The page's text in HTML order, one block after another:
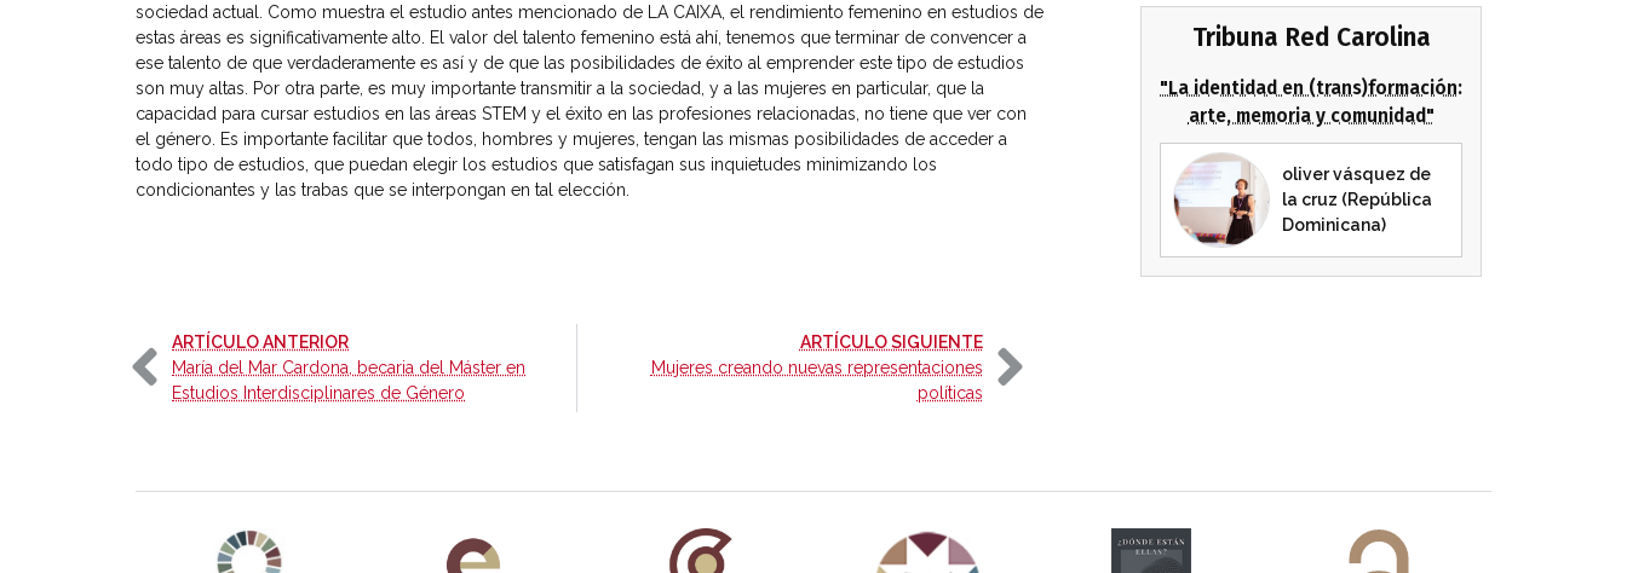
sociedad actual. Como muestra el estudio antes mencionado de LA CAIXA, el rendimiento femenino en estudios de
estas áreas es significativamente alto. El valor del talento femenino está ahí, tenemos que terminar de convencer a
ese talento de que verdaderamente es así y de que las posibilidades de éxito al emprender este tipo de estudios
son muy altas.
Por otra parte, es muy importante transmitir a la sociedad, y a las mujeres en particular, que la
capacidad para cursar estudios en las áreas STEM y el éxito en las profesiones relacionadas, no tiene que ver con
el género. Es importante facilitar que todos, hombres y mujeres, tengan las mismas posibilidades de acceder a
todo tipo de estudios, que puedan elegir los estudios que satisfagan sus inquietudes minimizando los
condicionantes y las trabas que se interpongan en tal elección.
ARTÍCULO ANTERIOR-
María del Mar Cardona, becaria del Máster en
Estudios Interdisciplinares de Género
ARTÍCULO SIGUIENTE-
Mujeres creando nuevas representaciones
políticas
Tribuna Red Carolina
"La identidad en (trans)formación:
arte, memoria y comunidad"
oliver vásquez de
la cruz (República
Dominicana)